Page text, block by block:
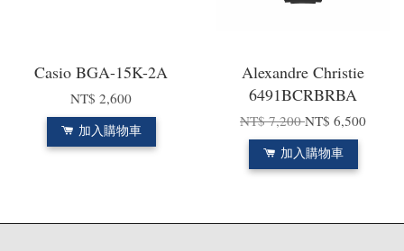
Casio BGA-15K-2A
NT$ 2,600
加入購物車
Alexandre Christie
6491BCRBRBA
NT$ 7,200NT$ 6,500
加入購物車